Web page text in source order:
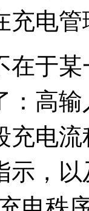
充电
在于
：高
充电
示，